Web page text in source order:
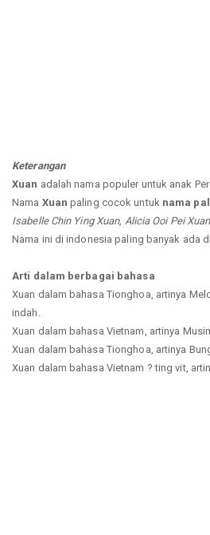
Keterangan
Xuan adalah nama populer untuk anak
Nama Xuan paling cocok untuk nama
Isabelle Chin Ying Xuan, Alicia Ooi Pei
Nama ini di indonesia paling banyak ada
Arti dalam berbagai bahasa
Xuan dalam bahasa Tionghoa, artinya
indah.
Xuan dalam bahasa Vietnam, artinya
Xuan dalam bahasa Tionghoa, artinya
Xuan dalam bahasa Vietnam ? ting vit,